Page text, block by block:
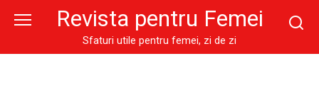
Revista pentru Femei
Sfaturi utile pentru femei, zi de zi